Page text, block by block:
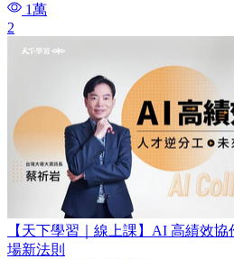
1萬
2
【天下學習｜線上課】AI 高績效
場新法則